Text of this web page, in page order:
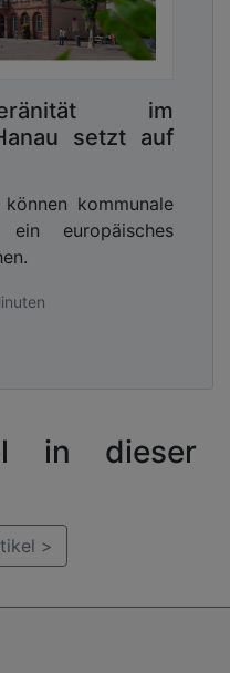
im
setzt auf
kommunale
europäisches
in dieser
>